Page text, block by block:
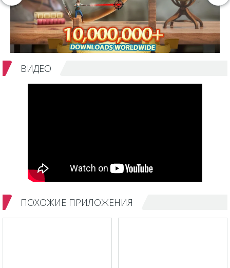
ВИДЕО
ПОХОЖИЕ ПРИЛОЖЕНИЯ